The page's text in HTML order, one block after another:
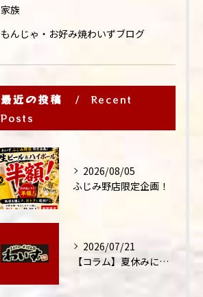
家族
もんじゃ・お好み焼わいずブログ
最近の投稿
Recent
Posts
2026/08/05
ふじみ野店限定企画！
2026/07/21
【コラム】夏休みに家族外食が増える理由